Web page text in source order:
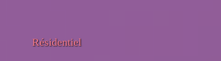
Résidentiel